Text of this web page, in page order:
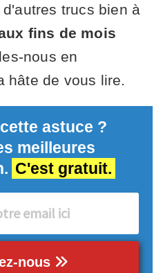
trucs bien à
fins de mois
nous en
hâte de vous lire.
astuce ?
meilleures
C'est gratuit.
nous